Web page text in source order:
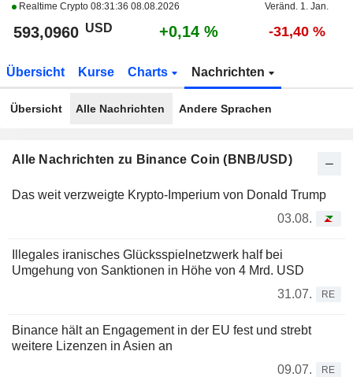
Realtime Crypto 08:31:36 08.08.2026 Veränd. 1. Jan.
593,0960 USD +0,14 % -31,40 %
Übersicht Kurse Charts Nachrichten
Übersicht Alle Nachrichten Andere Sprachen
Alle Nachrichten zu Binance Coin (BNB/USD)
Das weit verzweigte Krypto-Imperium von Donald Trump
03.08.
Illegales iranisches Glücksspielnetzwerk half bei
Umgehung von Sanktionen in Höhe von 4 Mrd. USD
31.07.
RE
Binance hält an Engagement in der EU fest und strebt
weitere Lizenzen in Asien an
09.07.
RE